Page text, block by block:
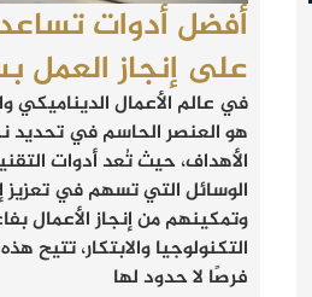
أفضل أدوات تساعد
على إنجاز العمل
في عالم الأعمال الديناميكي
هو العنصر الحاسم في تحديد
الأهداف، حيث تُعد أدوات
الوسائل التي تسهم في تعزيز
وتمكينهم من إنجاز الأعمال
التكنولوجيا والابتكار، تتيح
فرصًا لا حدود لها